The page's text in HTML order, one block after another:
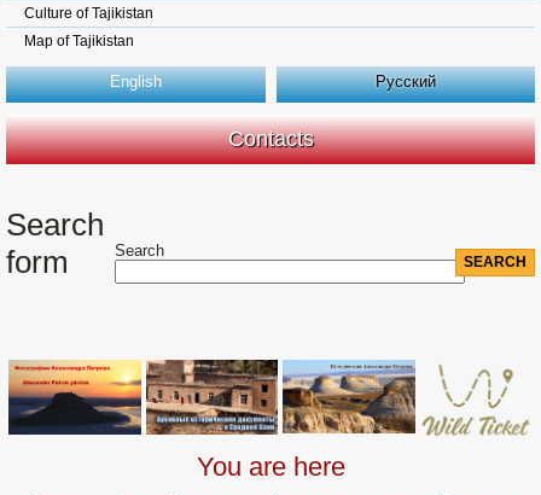
Culture of Tajikistan
Map of Tajikistan
English Русский
Contacts
Search
form
Search
You are here